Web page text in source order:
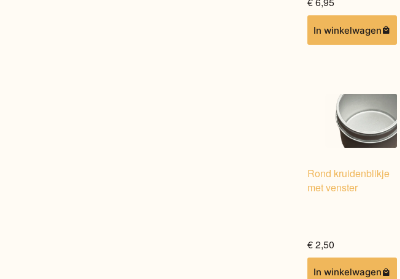
In winkelwagen
Rond kruidenblikje
met venster
€2,50
In winkelwagen